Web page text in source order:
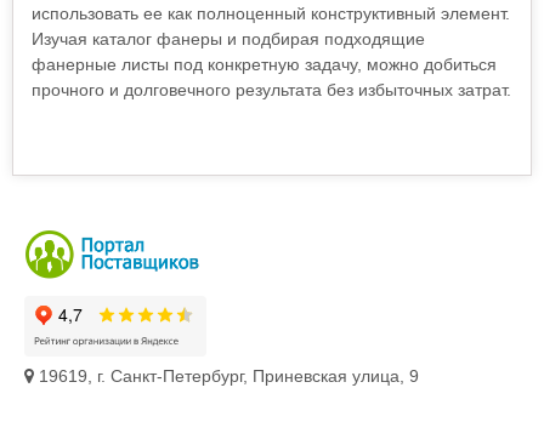
использовать ее как полноценный конструктивный элемент.
Изучая каталог фанеры и подбирая подходящие
фанерные листы под конкретную задачу, можно добиться
прочного и долговечного результата без избыточных затрат.
19619, г. Санкт-Петербург, Приневская улица, 9